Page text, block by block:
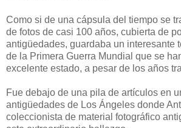
Como si de una cápsula del tiempo se
de fotos de casi 100 años, cubierta de
antigüedades, guardaba un interesante
de la Primera Guerra Mundial que se
excelente estado, a pesar de los años
Fue debajo de una pila de artículos en
antigüedades de Los Ángeles donde
coleccionista de material fotográfico